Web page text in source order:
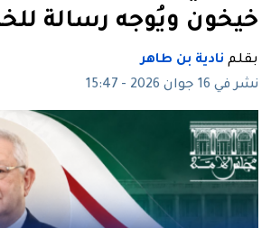
خيخون ويُوجه رسالة
بقلم نادية بن طاهر
نشر في 16 جوان 2026 - 15:47